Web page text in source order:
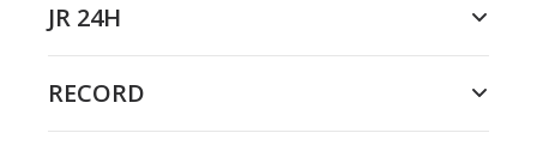
JR 24H
RECORD